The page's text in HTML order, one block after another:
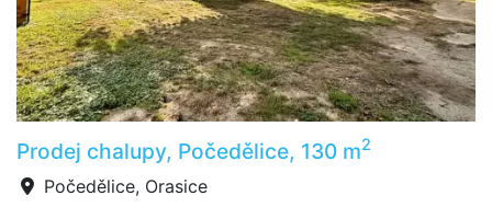
Prodej chalupy, Počedělice, 130 m2
Počedělice, Orasice